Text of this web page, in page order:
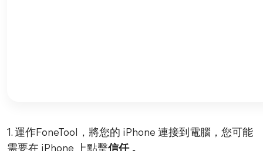
1. 運作FoneTool，將您的 iPhone 連接到電腦，您可能